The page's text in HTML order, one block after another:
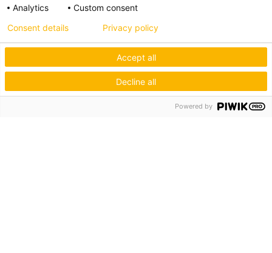
Analytics Custom consent
Accept all
Decline all
Consent details Privacy policy
Powered by